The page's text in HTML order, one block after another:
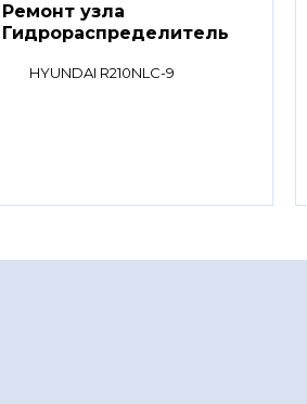
Ремонт узла
Гидрораспределитель
гидравлический
HYUNDAI R210NLC-9